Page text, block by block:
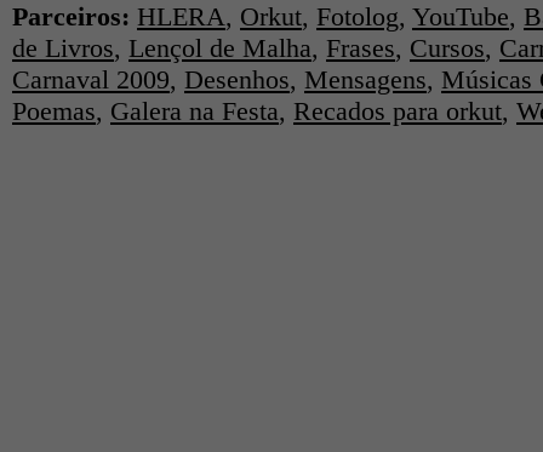
Parceiros: HLERA, Orkut, Fotolog, YouTube,
de Livros, Lençol de Malha, Frases, Cursos,
Carnaval 2009, Desenhos, Mensagens, Músicas
Poemas, Galera na Festa, Recados para orkut,